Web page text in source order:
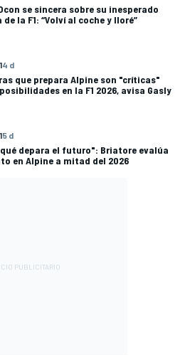
se sincera sobre su inesperado
la F1: “Volví al coche y lloré”
4 d
que prepara Alpine son "críticas"
en la F1 2026, avisa Gasly
5 d
depara el futuro": Briatore evalúa
en Alpine a mitad del 2026